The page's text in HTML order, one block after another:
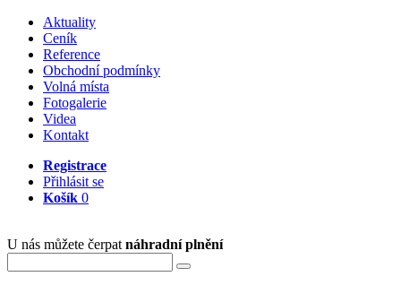
Aktuality
Ceník
Reference
Obchodní podmínky
Volná místa
Fotogalerie
Videa
Kontakt
Registrace
Přihlásit se
Košík 0
U nás můžete čerpat náhradní plnění